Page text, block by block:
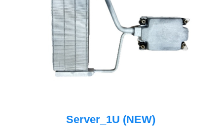
Server_1U (NEW)